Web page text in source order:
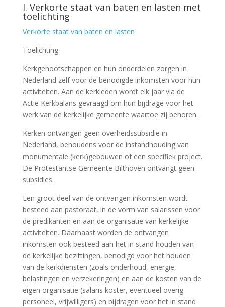
I. Verkorte staat van baten en lasten met
toelichting
Verkorte staat van baten en lasten
Toelichting
Kerkgenootschappen en hun onderdelen zorgen in
Nederland zelf voor de benodigde inkomsten voor hun
activiteiten. Aan de kerkleden wordt elk jaar via de
Actie Kerkbalans gevraagd om hun bijdrage voor het
werk van de kerkelijke gemeente waartoe zij behoren.
Kerken ontvangen geen overheidssubsidie in
Nederland, behoudens voor de instandhouding van
monumentale (kerk)gebouwen of een specifiek project.
De Protestantse Gemeente Bilthoven ontvangt geen
subsidies.
Een groot deel van de ontvangen inkomsten wordt
besteed aan pastoraat, in de vorm van salarissen voor
de predikanten en aan de organisatie van kerkelijke
activiteiten. Daarnaast worden de ontvangen
inkomsten ook besteed aan het in stand houden van
de kerkelijke bezittingen, benodigd voor het houden
van de kerkdiensten (zoals onderhoud, energie,
belastingen en verzekeringen) en aan de kosten van de
eigen organisatie (salaris koster, eventueel overig
personeel, vrijwilligers) en bijdragen voor het in stand